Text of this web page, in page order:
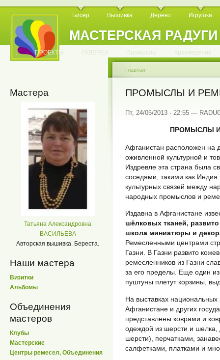
МАСТЕРСКАЯ РАДУГИ
Бисер Вышивка Дерево Игрушка
. . . . . . . . . . .
. ПРОЕКТЫ ГАЛЕРЕИ Промыслы Краеведение
Мастера
Татьяна Александровна
ВАСИЛЬЕВА
Авторская вышивка. Береста.
Наши мастера
Визитки
Альбомы
Объединения
мастеров
Клубы
Мастерские
Центры ремесел, Объединения
Главная
ПРОМЫСЛЫ И
Пт, 24/05/2013 - 22:55 —
ПРОМЫСЛЫ И
Афганистан расположен на
оживленной культурной и
Издревле эта страна была
соседями, такими как Индия
культурных связей между
народных промыслов и
Издавна в Афганистане
шёлковых тканей,
школа миниатюры и
Ремесленными центрами
Газни. В Газни развито
ремесленников из Газни
за его пределы. Еще один
пуштуны плетут корзины,
На выставках
Афганистане и других
представлены коврами и
одеждой из шерсти и
шерсти), перчатками,
салфетками, платками и